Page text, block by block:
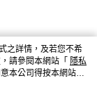
之詳情，及若您不希
請參閱本網站「 隱私
本公司得按本網站使